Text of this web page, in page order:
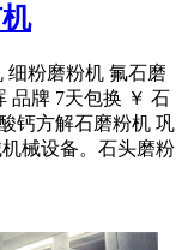
细粉磨粉机 氟石磨
品牌 7天包换 ￥ 石
钙方解石磨粉机 巩
械设备。石头磨粉